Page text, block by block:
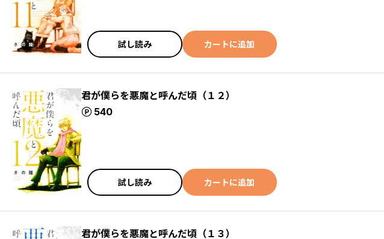
試し読み カートに追加
君が僕らを悪魔と呼んだ頃（１２）
540
ポイント
試し読み カートに追加
君が僕らを悪魔と呼んだ頃（１３）